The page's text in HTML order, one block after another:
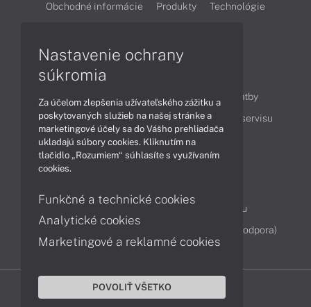
Obchodné informácie Produkty
Technológie
Ako nakupovať
Možnosti doručenia a platby
Podpora a servis
Servisné služby Cenník servisu
Kontakty
Reklamácia tovaru
Diagnostiky online
TeamViewer (vzdialená podpora)
Nastavenie ochrany
súkromia
Za účelom zlepšenia užívateľského zážitku a
poskytovaných služieb na našej stránke a
marketingové účely sa do Vášho prehliadača
ukladajú súbory cookies. Kliknutím na
tlačidlo „Rozumiem“ súhlasíte s využívaním
cookies.
Funkčné a technické cookies
Analytické cookies
Marketingové a reklamné cookies
POVOLIŤ VŠETKO